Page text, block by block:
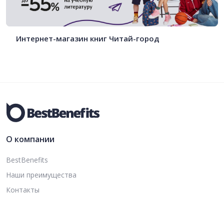
Интернет-магазин книг Читай-город
О компании
BestBenefits
Наши преимущества
Контакты